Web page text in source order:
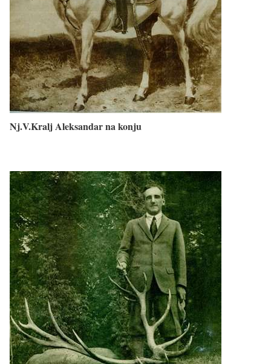
Nj.V.Kralj Aleksandar na konju